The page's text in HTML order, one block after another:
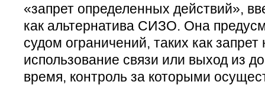
«запрет определенных действий»,
как альтернатива СИЗО. Она
судом ограничений, таких как
использование связи или выход из
время, контроль за которыми